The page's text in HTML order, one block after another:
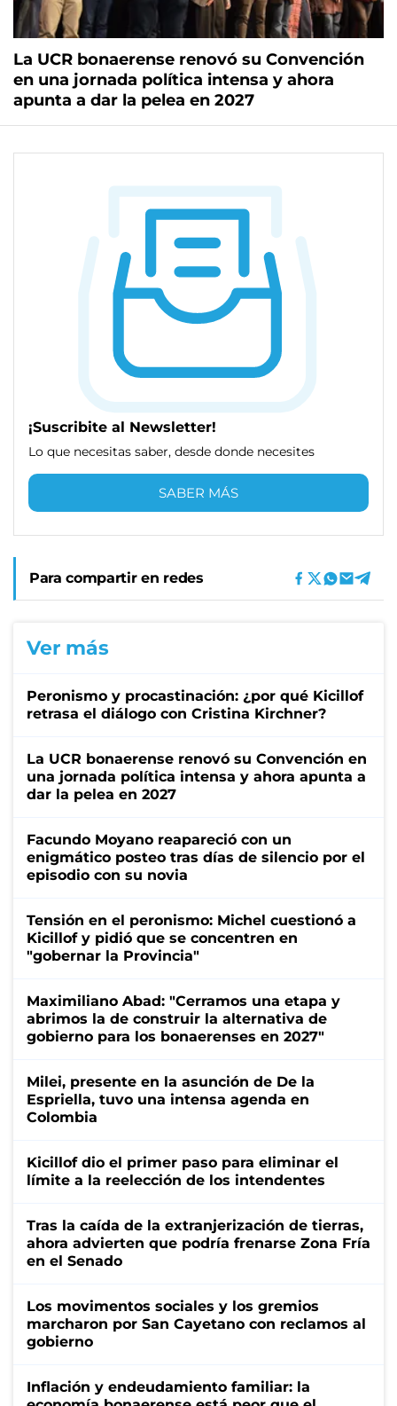
La UCR bonaerense renovó su Convención
en una jornada política intensa y ahora
apunta a dar la pelea en 2027
¡Suscribite al Newsletter!
Lo que necesitas saber, desde donde necesites
SABER MÁS
Para compartir en redes
Ver más
Peronismo y procastinación: ¿por qué Kicillof
retrasa el diálogo con Cristina Kirchner?
La UCR bonaerense renovó su Convención en
una jornada política intensa y ahora apunta a
dar la pelea en 2027
Facundo Moyano reapareció con un
enigmático posteo tras días de silencio por el
episodio con su novia
Tensión en el peronismo: Michel cuestionó a
Kicillof y pidió que se concentren en
"gobernar la Provincia"
Maximiliano Abad: "Cerramos una etapa y
abrimos la de construir la alternativa de
gobierno para los bonaerenses en 2027"
Milei, presente en la asunción de De la
Espriella, tuvo una intensa agenda en
Colombia
Kicillof dio el primer paso para eliminar el
límite a la reelección de los intendentes
Tras la caída de la extranjerización de tierras,
ahora advierten que podría frenarse Zona Fría
en el Senado
Los movimentos sociales y los gremios
marcharon por San Cayetano con reclamos al
gobierno
Inflación y endeudamiento familiar: la